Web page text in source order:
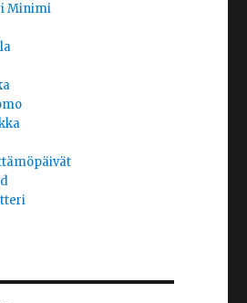
Minimi